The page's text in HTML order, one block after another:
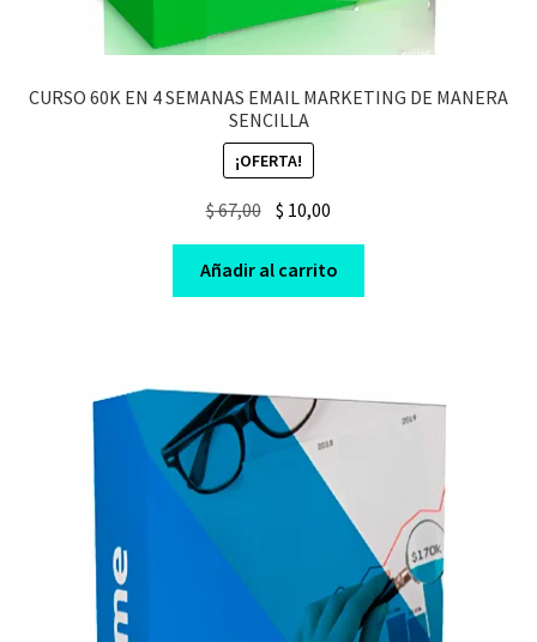
CURSO 60K EN 4 SEMANAS EMAIL MARKETING DE MANERA
SENCILLA
¡OFERTA!
$67,00 Original
was:
$ 67,00.
$ 10,00
is:
$ 10,00.
Añadir al carrito